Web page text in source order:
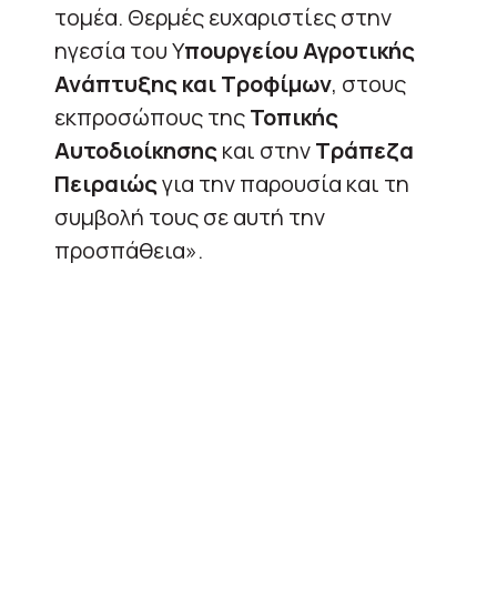
τομέα. Θερμές ευχαριστίες στην
ηγεσία του Υπουργείου Αγροτικής
Ανάπτυξης και Τροφίμων, στους
εκπροσώπους τηςΤοπικής
Αυτοδιοίκησηςκαι στηνΤράπεζα
Πειραιώςγια την παρουσία και τη
συμβολή τους σε αυτή την
προσπάθεια».